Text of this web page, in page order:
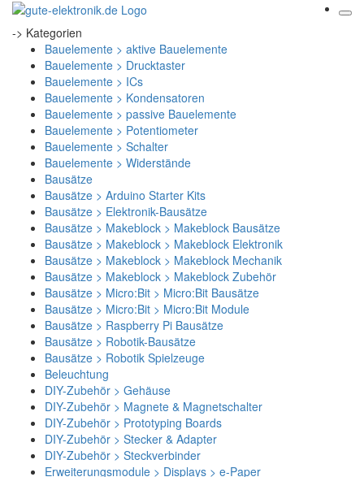
-> Kategorien
Bauelemente > aktive Bauelemente
Bauelemente > Drucktaster
Bauelemente > ICs
Bauelemente > Kondensatoren
Bauelemente > passive Bauelemente
Bauelemente > Potentiometer
Bauelemente > Schalter
Bauelemente > Widerstände
Bausätze
Bausätze > Arduino Starter Kits
Bausätze > Elektronik-Bausätze
Bausätze > Makeblock > Makeblock Bausätze
Bausätze > Makeblock > Makeblock Elektronik
Bausätze > Makeblock > Makeblock Mechanik
Bausätze > Makeblock > Makeblock Zubehör
Bausätze > Micro:Bit > Micro:Bit Bausätze
Bausätze > Micro:Bit > Micro:Bit Module
Bausätze > Raspberry Pi Bausätze
Bausätze > Robotik-Bausätze
Bausätze > Robotik Spielzeuge
Beleuchtung
DIY-Zubehör > Gehäuse
DIY-Zubehör > Magnete & Magnetschalter
DIY-Zubehör > Prototyping Boards
DIY-Zubehör > Stecker & Adapter
DIY-Zubehör > Steckverbinder
Erweiterungsmodule > Displays > e-Paper